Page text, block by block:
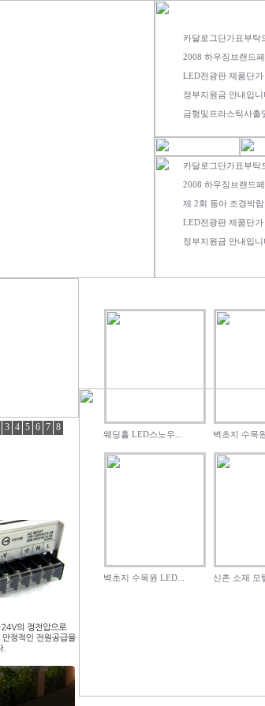
웨딩홀 LED스노우... 벽초지 수목
벽초지 수목원 LED... 신촌 소재 모
카달로그단가표부탁
2008 하우징브랜드
LED전광판 제품단가
정부지원금 안내입니
금형및프라스틱사출
카달로그단가표부탁
2008 하우징브랜드
제 2회 동아 조경박람
LED전광판 제품단가
정부지원금 안내입니
3 4 5 6 7 8